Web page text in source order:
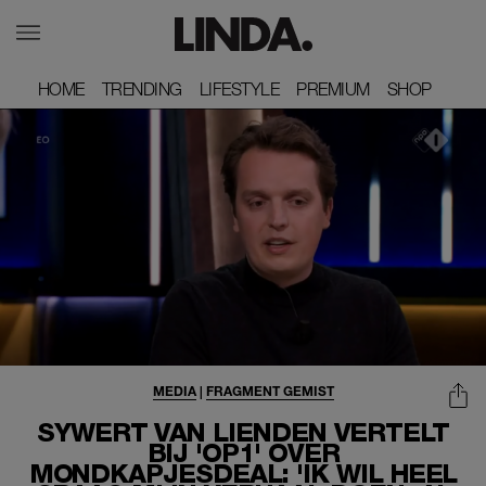
HOME
HOME TRENDING
TRENDING LIFESTYLE
LIFESTYLE PREMIUM
PREMIUM SHOP
SHOP
SYWERT VAN LIENDEN VERTELT
BIJ 'OP1' OVER
MONDKAPJESDEAL: 'IK WIL HEEL
MEDIA| FRAGMENT GEMIST